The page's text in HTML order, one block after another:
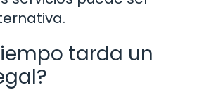
tarda un